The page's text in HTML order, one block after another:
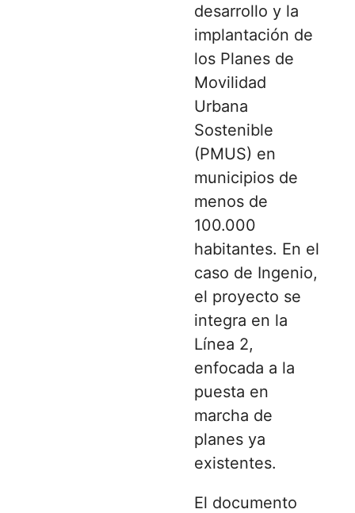
desarrollo y la
implantación de
los Planes de
Movilidad
Urbana
Sostenible
(PMUS) en
municipios de
menos de
100.000
habitantes. En el
caso de Ingenio,
el proyecto se
integra en la
Línea 2,
enfocada a la
puesta en
marcha de
planes ya
existentes.
El documento